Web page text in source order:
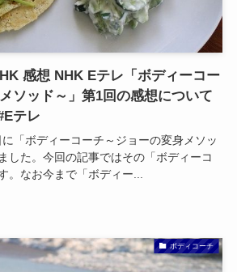
感想 NHK Eテレ「ボディーコー
ソッド～」第1回の感想について
テレ
「ボディーコーチ～ジョーの変身メソッ
した。今回の記事ではその「ボディーコ
。なお今まで「ボディー...
ボディコーチ